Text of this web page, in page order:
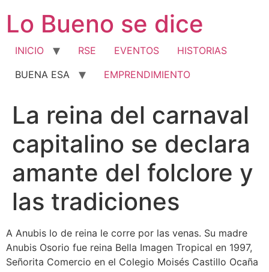
contenido
Lo Bueno se dice
INICIO RSE EVENTOS
HISTORIAS
BUENA ESA
EMPRENDIMIENTO
La reina del carnaval
capitalino se declara
amante del folclore y
las tradiciones
A Anubis lo de reina le corre por las venas. Su madre
Anubis Osorio fue reina Bella Imagen Tropical en 1997,
Señorita Comercio en el Colegio Moisés Castillo Ocaña